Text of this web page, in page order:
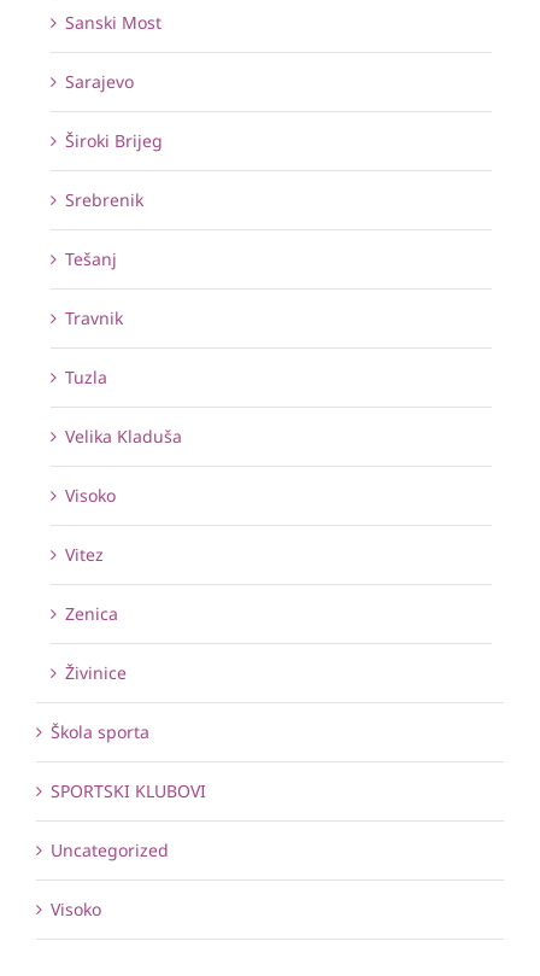
Sanski Most
Sarajevo
Široki Brijeg
Srebrenik
Tešanj
Travnik
Tuzla
Velika Kladuša
Visoko
Vitez
Zenica
Živinice
Škola sporta
SPORTSKI KLUBOVI
Uncategorized
Visoko